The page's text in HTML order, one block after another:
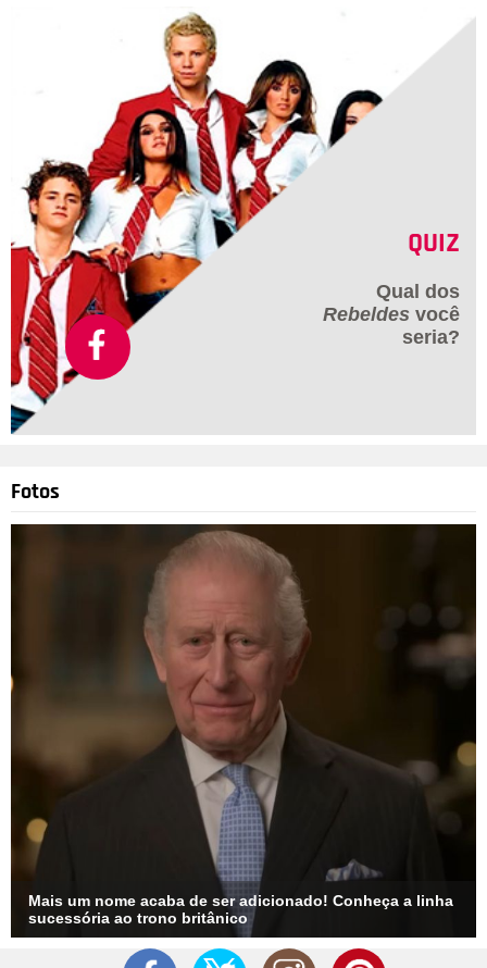
QUIZ
Qual dos
Rebeldes você
seria?
Fotos
Mais um nome acaba de ser adicionado! Conheça a linha
sucessória ao trono britânico